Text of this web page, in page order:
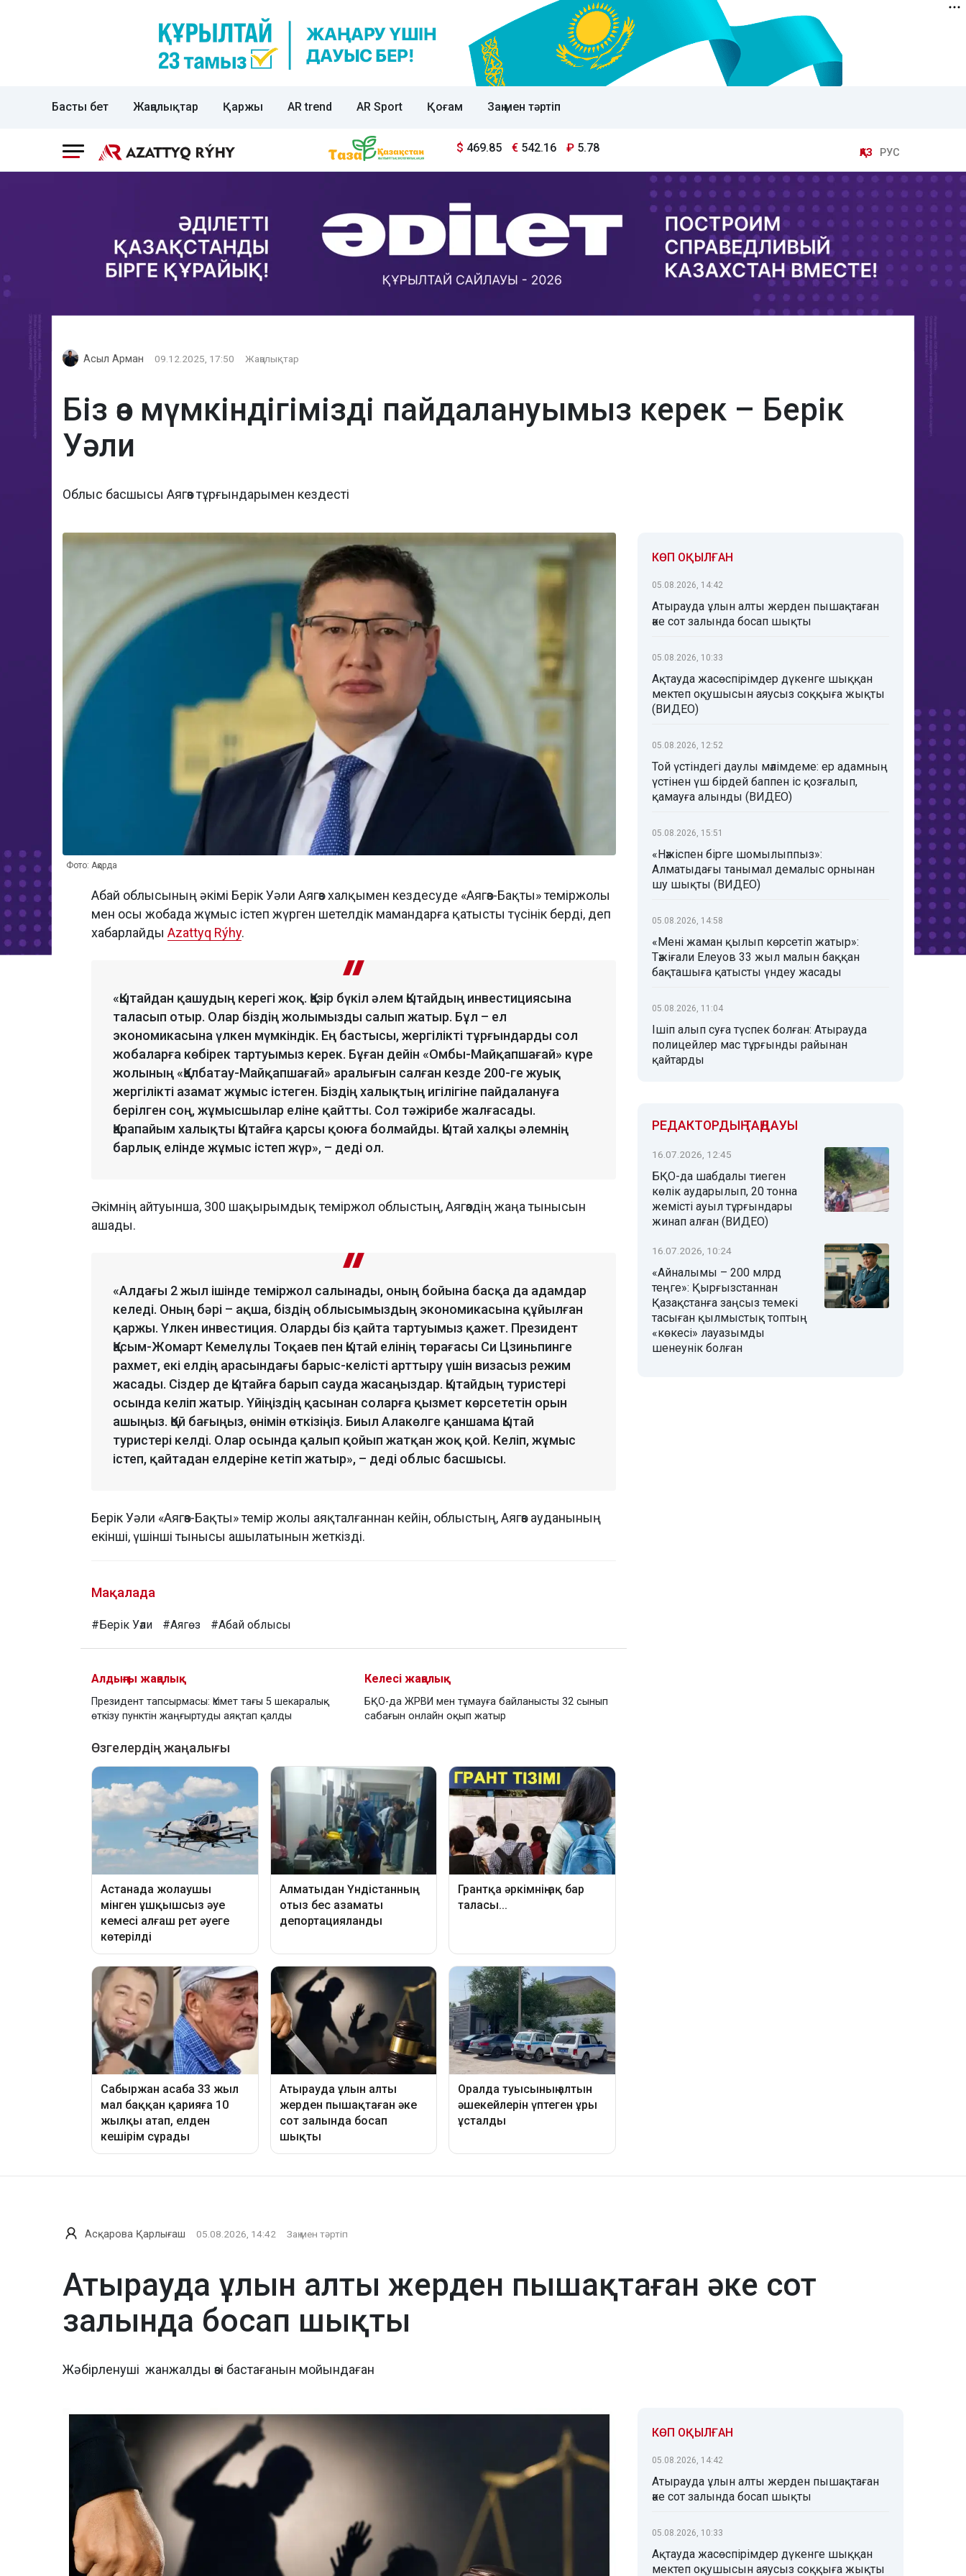
Басты бет Жаңалықтар Қаржы AR trend AR Sport Қоғам Заң мен тәртіп
$ 469.85 € 542.16 ₽ 5.78 ҚАЗ РУС
Асыл Арман 09.12.2025, 17:50 Жаңалықтар
Біз өз мүмкіндігімізді пайдалануымыз керек – Берік
Уәли
Облыс басшысы Аягөз тұрғындарымен кездесті
Фото: Ақорда
Абай облысының әкімі Берік Уәли Аягөз халқымен кездесуде «Аягөз-Бақты» теміржолы
мен осы жобада жұмыс істеп жүрген шетелдік мамандарға қатысты түсінік берді, деп
хабарлайды Azattyq Rýhy.
«Қытайдан қашудың керегі жоқ. Қазір бүкіл әлем Қытайдың инвестициясына
таласып отыр. Олар біздің жолымызды салып жатыр. Бұл – ел
экономикасына үлкен мүмкіндік. Ең бастысы, жергілікті тұрғындарды сол
жобаларға көбірек тартуымыз керек. Бұған дейін «Омбы-Майқапшағай» күре
жолының «Қалбатау-Майқапшағай» аралығын салған кезде 200-ге жуық
жергілікті азамат жұмыс істеген. Біздің халықтың игілігіне пайдалануға
берілген соң, жұмысшылар еліне қайтты. Сол тәжірибе жалғасады.
Қарапайым халықты Қытайға қарсы қоюға болмайды. Қытай халқы әлемнің
барлық елінде жұмыс істеп жүр», – деді ол.
Әкімнің айтуынша, 300 шақырымдық теміржол облыстың, Аягөздің жаңа тынысын
ашады.
«Алдағы 2 жыл ішінде теміржол салынады, оның бойына басқа да адамдар
келеді. Оның бәрі – ақша, біздің облысымыздың экономикасына құйылған
қаржы. Үлкен инвестиция. Оларды біз қайта тартуымыз қажет. Президент
Қасым-Жомарт Кемелұлы Тоқаев пен Қытай елінің төрағасы Си Цзиньпинге
рахмет, екі елдің арасындағы барыс-келісті арттыру үшін визасыз режим
жасады. Сіздер де Қытайға барып сауда жасаңыздар. Қытайдың туристері
осында келіп жатыр. Үйіңіздің қасынан соларға қызмет көрсететін орын
ашыңыз. Қой бағыңыз, өнімін өткізіңіз. Биыл Алакөлге қаншама Қытай
туристері келді. Олар осында қалып қойып жатқан жоқ қой. Келіп, жұмыс
істеп, қайтадан елдеріне кетіп жатыр», – деді облыс басшысы.
Берік Уәли «Аягөз-Бақты» темір жолы аяқталғаннан кейін, облыстың, Аягөз ауданының
екінші, үшінші тынысы ашылатынын жеткізді.
Мақалада
#Берік Уәли #Аягөз #Абай облысы
Алдыңғы жаңалық
Президент тапсырмасы: Үкімет тағы 5 шекаралық
өткізу пунктін жаңғыртуды аяқтап қалды
Келесі жаңалық
БҚО-да ЖРВИ мен тұмауға байланысты 32 сынып
сабағын онлайн оқып жатыр
КӨП ОҚЫЛҒАН
05.08.2026, 14:42
Атырауда ұлын алты жерден пышақтаған
әке сот залында босап шықты
05.08.2026, 10:33
Ақтауда жасөспірімдер дүкенге шыққан
мектеп оқушысын аяусыз соққыға жықты
(ВИДЕО)
05.08.2026, 12:52
Той үстіндегі даулы мәлімдеме: ер адамның
үстінен үш бірдей баппен іс қозғалып,
қамауға алынды (ВИДЕО)
05.08.2026, 15:51
«Нәжіспен бірге шомылыппыз»:
Алматыдағы танымал демалыс орнынан
шу шықты (ВИДЕО)
05.08.2026, 14:58
«Мені жаман қылып көрсетіп жатыр»:
Тәжіғали Елеуов 33 жыл малын баққан
бақташыға қатысты үндеу жасады
05.08.2026, 11:04
Ішіп алып суға түспек болған: Атырауда
полицейлер мас тұрғынды райынан
қайтарды
РЕДАКТОРДЫҢ ТАҢДАУЫ
16.07.2026, 12:45
БҚО-да шабдалы тиеген
көлік аударылып, 20 тонна
жемісті ауыл тұрғындары
жинап алған (ВИДЕО)
16.07.2026, 10:24
«Айналымы – 200 млрд
теңге»: Қырғызстаннан
Қазақстанға заңсыз темекі
тасыған қылмыстық топтың
«көкесі» лауазымды
шенеунік болған
Асқарова Қарлығаш 05.08.2026, 14:42 Заң мен тәртіп
Атырауда ұлын алты жерден пышақтаған әке сот
залында босап шықты
Жәбірленуші жанжалды өзі бастағанын мойындаған
КӨП ОҚЫЛҒАН
05.08.2026, 14:42
Атырауда ұлын алты жерден пышақтаған
әке сот залында босап шықты
05.08.2026, 10:33
Ақтауда жасөспірімдер дүкенге шыққан
мектеп оқушысын аяусыз соққыға жықты